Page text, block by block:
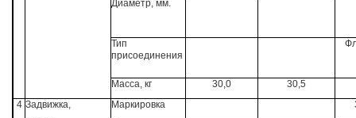
Диаметр, мм.
Тип
присоединения
Масса, кг 30,0
30,5
4 Задвижка,
Маркировка